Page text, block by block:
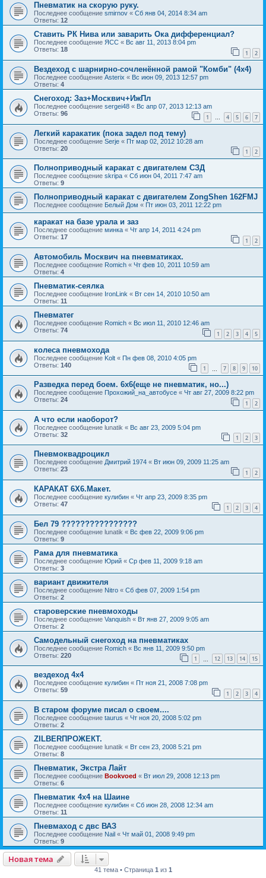
Пневматик на скорую руку.
Последнее сообщение smirnov « Сб янв 04, 2014 8:34 am
Ответы: 12
Ставить РК Нива или заварить Ока дифференциал?
Последнее сообщение ЯСС « Вс авг 11, 2013 8:04 pm
Ответы: 18 1 2
Вездеход с шарнирно-сочленённой рамой "Комби" (4х4)
Последнее сообщение Asterix « Вс июн 09, 2013 12:57 pm
Ответы: 4
Снегоход: Заз+Москвич+ИжПл
Последнее сообщение sergei48 « Вс апр 07, 2013 12:13 am
Ответы: 96 1 … 4 5 6 7
Легкий каракатик (пока задел под тему)
Последнее сообщение Serje « Пт мар 02, 2012 10:28 am
Ответы: 20 1 2
Полноприводный каракат с двигателем СЗД
Последнее сообщение skripa « Сб июн 04, 2011 7:47 am
Ответы: 9
Полноприводный каракат с двигателем ZongShen 162FMJ
Последнее сообщение Белый Дом « Пт июн 03, 2011 12:22 pm
каракат на базе урала и заз
Последнее сообщение минка « Чт апр 14, 2011 4:24 pm
Ответы: 17 1 2
Автомобиль Москвич на пневматиках.
Последнее сообщение Romich « Чт фев 10, 2011 10:59 am
Ответы: 4
Пневматик-сеялка
Последнее сообщение IronLink « Вт сен 14, 2010 10:50 am
Ответы: 11
Пневматег
Последнее сообщение Romich « Вс июл 11, 2010 12:46 am
Ответы: 74 1 2 3 4 5
колеса пневмохода
Последнее сообщение Kolt « Пн фев 08, 2010 4:05 pm
Ответы: 140 1 7 8 9 10
Разведка перед боем. 6х6(еще не пневматик, но...)
Последнее сообщение Прохожий_на_автобусе « Чт авг 27, 2009 8:22 pm
Ответы: 24 1 2
А что если наоборот?
Последнее сообщение lunatik « Вс авг 23, 2009 5:04 pm
Ответы: 32 1 2 3
Пневмоквадроцикл
Последнее сообщение Дмитрий 1974 « Вт июн 09, 2009 11:25 am
Ответы: 23 1 2
КАРАКАТ 6Х6.Макет.
Последнее сообщение кулибин « Чт апр 23, 2009 8:35 pm
Ответы: 47 1 2 3 4
Бел 79 ????????????????
Последнее сообщение lunatik « Вс фев 22, 2009 9:06 pm
Ответы: 9
Рама для пневматика
Последнее сообщение Юрий « Ср фев 11, 2009 9:18 am
Ответы: 3
вариант движителя
Последнее сообщение Nitro « Сб фев 07, 2009 1:54 pm
Ответы: 2
староверские пневмоходы
Последнее сообщение Vanquish « Вт янв 27, 2009 9:05 am
Ответы: 2
Самодельный снегоход на пневматиках
Последнее сообщение Romich « Вс янв 11, 2009 9:50 pm
Ответы: 220 1 12 13 14 15
вездеход 4х4
Последнее сообщение кулибин « Пт ноя 21, 2008 7:08 pm
Ответы: 59 1 2 3 4
В старом форуме писал о своем....
Последнее сообщение taurus « Чт ноя 20, 2008 5:02 pm
Ответы: 2
ZILBERПРОЖЕКТ.
Последнее сообщение lunatik « Вт сен 23, 2008 5:21 pm
Ответы: 8
Пневматик, Экстра Лайт
Последнее сообщение Bookvoed « Вт июл 29, 2008 12:13 pm
Ответы: 6
Пневматик 4х4 на Шаине
Последнее сообщение кулибин « Сб июн 28, 2008 12:34 am
Ответы: 11
Пневмаход с двс ВАЗ
Последнее сообщение Nail « Чт май 01, 2008 9:49 pm
Ответы: 9
Новая тема
41 тема • Страница 1 из 1